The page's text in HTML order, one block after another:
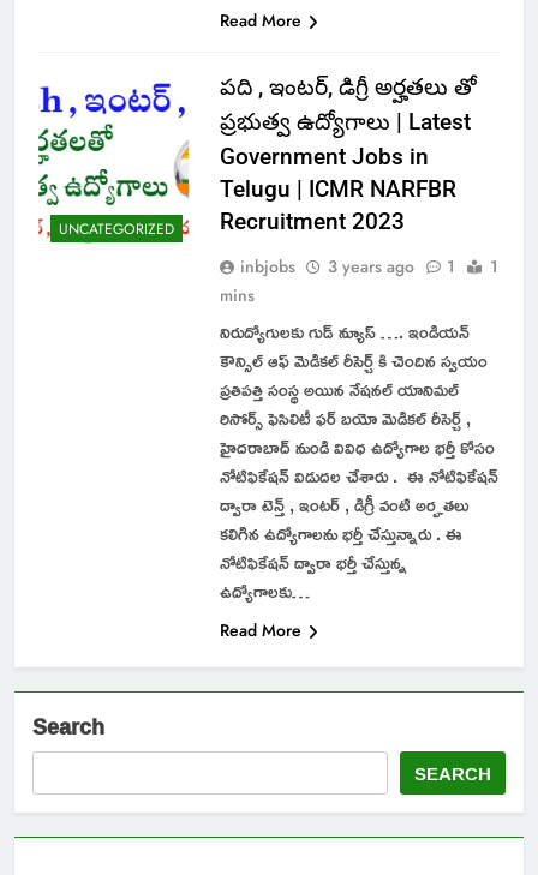
Read More
UNCATEGORIZED
పది , ఇంటర్, డిగ్రీ అర్హతలు తో
ప్రభుత్వ ఉద్యోగాలు | Latest
Government Jobs in
Telugu | ICMR NARFBR
Recruitment 2023
inbjobs 3 years ago 1
1
mins
నిరుద్యోగులకు గుడ్ న్యూస్ …. ఇండియన్
కౌన్సిల్ ఆఫ్ మెడికల్ రీసెర్చ్ కి చెందిన స్వయం
ప్రతిపత్తి సంస్థ అయిన నేషనల్ యానిమల్
రిసోర్స్ ఫెసిలిటీ ఫర్ బయో మెడికల్ రీసెర్చ్ ,
హైదరాబాద్ నుండి వివిధ ఉద్యోగాల భర్తీ కోసం
నోటిఫికేషన్ విడుదల చేశారు . ఈ నోటిఫికేషన్
ద్వారా టెన్త్ , ఇంటర్ , డిగ్రీ వంటి అర్హతలు
కలిగిన ఉద్యోగాలను భర్తీ చేస్తున్నారు . ఈ
నోటిఫికేషన్ ద్వారా భర్తీ చేస్తున్న
ఉద్యోగాలకు…
Read More
Search
SEARCH